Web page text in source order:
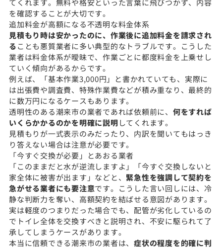
てくれます。無料や格安といった言葉に飛びつかず、内容
を確認することが大切です。
追加料金が高額になる不透明な料金体系
見積もり時は安かったのに、作業後に追加料金を請求され
ることも悪質業者に多い典型的なトラブルです。こうした
業者は料金体系が曖昧で、作業ごとに都度料金を上乗せし
ていく傾向があるからです。
例えば、「基本作業3,000円」と書かれていても、実際に
は出張費や調査費、特殊作業費などが積み重なり、最終的
に数万円になるケースもあります。
透明性のある潮来市の業者であれば依頼前に、 何をすれば
いくらかかるのかを明確に説明してくれます。
見積もりが一式表示のみだったり、内訳を聞いてもはっき
り答えない場合は注意が必要です。
「今すぐ交換が必要」とあおる業者
「このままだと水が逆流しますよ」「今すぐ交換しないと
家全体に被害が出ます」などと、 緊急性を強調して契約を
急がせる業者にも要注意です。こうした言い回しには、冷
静な判断力を奪い、高額契約を結ばせる意図があります。
実は軽度のつまりだった場合でも、配管が劣化しているの
でトイレ全体を交換すべきと説明され、不安に駆られて了
承してしまうケースがあります。
本当に信頼できる潮来市の業者は、 症状の程度を的確に判